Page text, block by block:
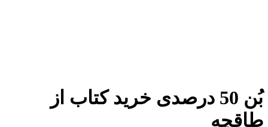
بُن 50 درصدی خرید کتاب از
طاقچه